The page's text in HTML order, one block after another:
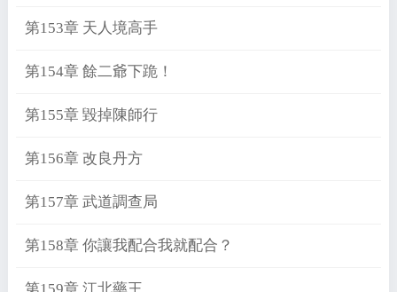
第153章 天人境高手
第154章 餘二爺下跪！
第155章 毀掉陳師行
第156章 改良丹方
第157章 武道調查局
第158章 你讓我配合我就配合？
第159章 江北藥王